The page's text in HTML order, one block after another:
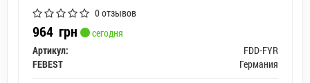
0 отзывов
964 грн
сегодня
Артикул:
FDD-FYR
FEBEST
Германия